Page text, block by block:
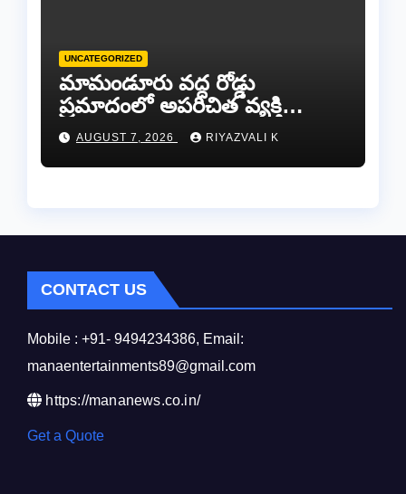
UNCATEGORIZED
​మామండూరు వద్ద రోడ్డు
ప్రమాదంలో అపరిచిత వ్యక్తి
మృతి…సమాచారం తెలిస్తే
రేణిగుంట పోలీసులను
సంప్రదించండి.
AUGUST 7, 2026 RIYAZVALI K
CONTACT US
Mobile : +91- 9494234386, Email:
manaentertainments89@gmail.com
https://mananews.co.in/
Get a Quote